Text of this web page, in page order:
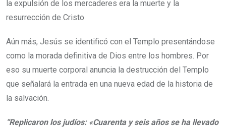
la expulsión de los mercaderes era la muerte y la
resurrección de Cristo
Aún más, Jesús se identificó con el Templo presentándose
como la morada definitiva de Dios entre los hombres. Por
eso su muerte corporal anuncia la destrucción del Templo
que señalará la entrada en una nueva edad de la historia de
la salvación.
“Replicaron los judíos: «Cuarenta y seis años se ha llevado